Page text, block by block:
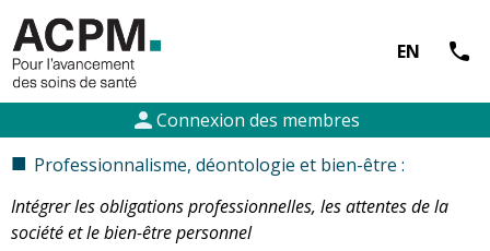
EN call
personConnexion des membres
■ Professionnalisme, déontologie et bien-être :
Intégrer les obligations professionnelles, les attentes de la
société et le bien-être personnel